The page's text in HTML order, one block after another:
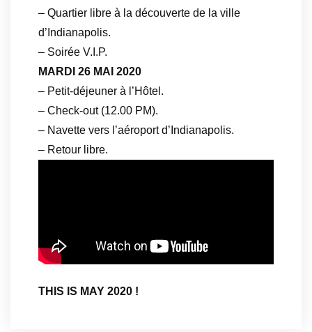
– Quartier libre à la découverte de la ville
d’Indianapolis.
– Soirée V.I.P.
MARDI 26 MAI 2020
– Petit-déjeuner à l’Hôtel.
– Check-out (12.00 PM).
– Navette vers l’aéroport d’Indianapolis.
– Retour libre.
THIS IS MAY 2020 !